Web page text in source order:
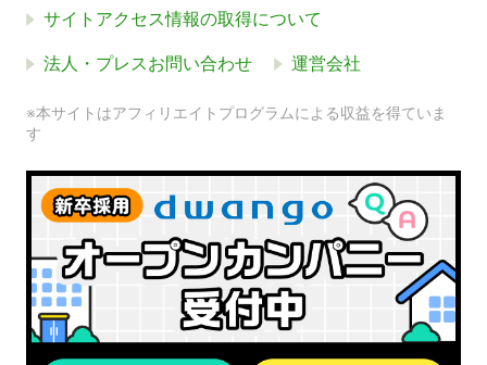
サイトアクセス情報の取得について
法人・プレスお問い合わせ 運営会社
※本サイトはアフィリエイトプログラムによる収益を得ていま
す